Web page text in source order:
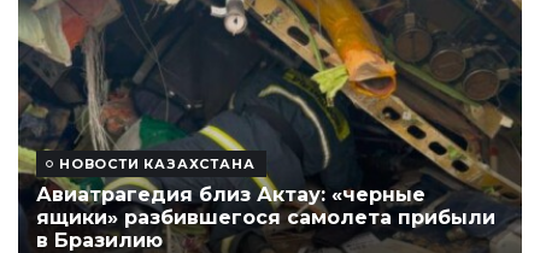
НОВОСТИ КАЗАХСТАНА
Авиатрагедия близ Актау: «черные
ящики» разбившегося самолета прибыли
в Бразилию